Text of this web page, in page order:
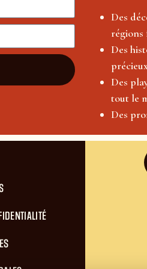
Des
régions
Des
Des
tout le
Des